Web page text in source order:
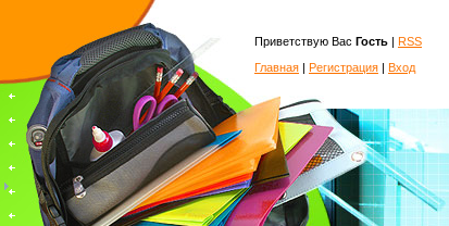
Приветствую Вас Гость | RSS
Главная | Регистрация | Вход